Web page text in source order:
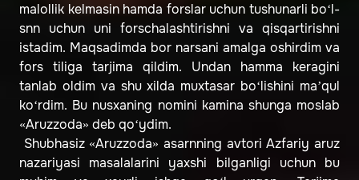
malollik kelmasin hamda forslar uchun tushunarli bo‘l-
snn uchun uni forschalashtirishni va qisqartirishni
istadim. Maqsadimda bor narsani amalga oshirdim va
fors tiliga tarjima qildim. Undan hamma keragini
tanlab oldim va shu xilda muxtasar bo‘lishini ma’qul
ko‘rdim. Bu nusxaning nomini kamina shunga moslab
«Aruzzoda» deb qo‘ydim.
Shubhasiz «Aruzzoda» asarnning avtori Azfariy aruz
nazariyasi masalalarini yaxshi bilganligi uchun bu